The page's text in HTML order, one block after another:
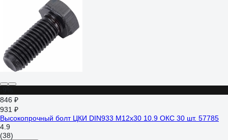
846 ₽
931 ₽
Высокопрочный болт ЦКИ DIN933 М12х30 10.9 ОКС 30 шт. 57785
4.9
(38)